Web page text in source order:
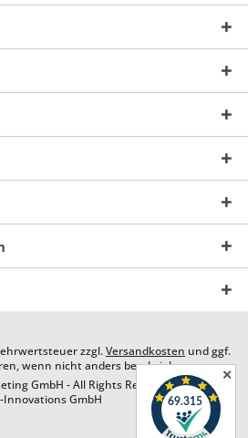
zzgl.Versandkosten und ggf.
wenn nicht anders beschrieben
GmbH - All Rights Reserved. Design by
Innovations GmbH
✕